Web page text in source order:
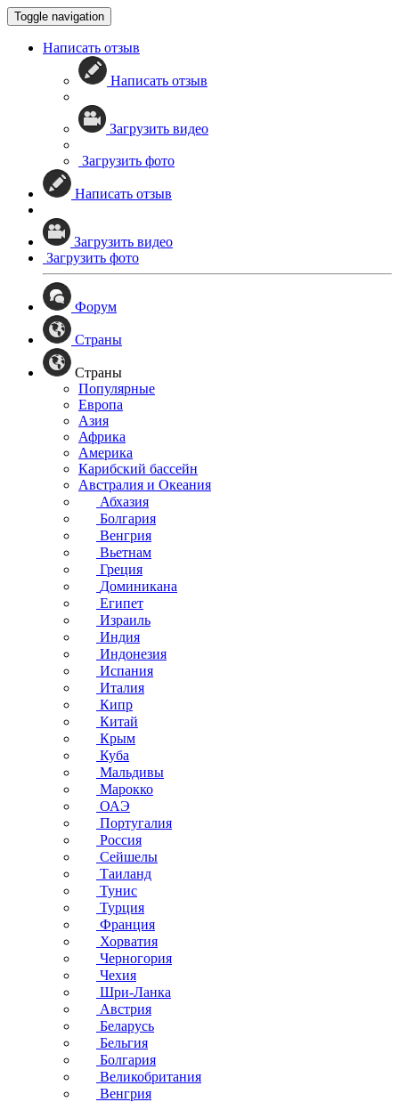
Toggle navigation
Написать отзыв
Написать отзыв
Загрузить видео
Загрузить фото
Написать отзыв
Загрузить видео
Загрузить фото
Форум
Страны
Страны
Популярные
Европа
Азия
Африка
Америка
Карибский бассейн
Австралия и Океания
Абхазия
Болгария
Венгрия
Вьетнам
Греция
Доминикана
Египет
Израиль
Индия
Индонезия
Испания
Италия
Кипр
Китай
Крым
Куба
Мальдивы
Марокко
ОАЭ
Португалия
Россия
Сейшелы
Таиланд
Тунис
Турция
Франция
Хорватия
Черногория
Чехия
Шри-Ланка
Австрия
Беларусь
Бельгия
Болгария
Великобритания
Венгрия